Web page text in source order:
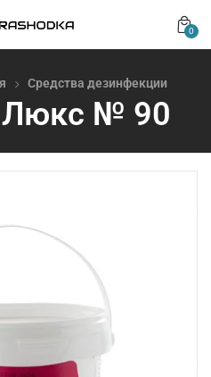
0
Средства дезинфекции
Люкс № 90